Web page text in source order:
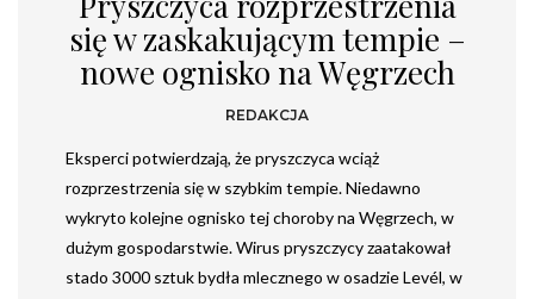
się w zaskakującym tempie –
nowe ognisko na Węgrzech
REDAKCJA
Eksperci potwierdzają, że pryszczyca wciąż
rozprzestrzenia się w szybkim tempie. Niedawno
wykryto kolejne ognisko tej choroby na Węgrzech, w
dużym gospodarstwie. Wirus pryszczycy zaatakował
stado 3000 sztuk bydła mlecznego w osadzie Levél, w